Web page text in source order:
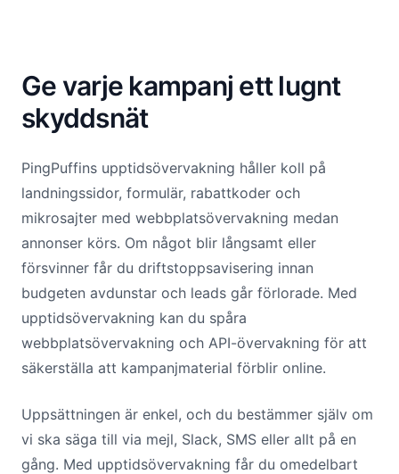
Ge varje kampanj ett lugnt
skyddsnät
PingPuffins upptidsövervakning håller koll på
landningssidor, formulär, rabattkoder och
mikrosajter med webbplatsövervakning medan
annonser körs. Om något blir långsamt eller
försvinner får du driftstoppsavisering innan
budgeten avdunstar och leads går förlorade. Med
upptidsövervakning kan du spåra
webbplatsövervakning och API-övervakning för att
säkerställa att kampanjmaterial förblir online.
Uppsättningen är enkel, och du bestämmer själv om
vi ska säga till via mejl, Slack, SMS eller allt på en
gång. Med upptidsövervakning får du omedelbart